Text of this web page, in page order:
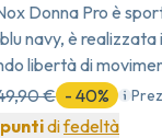
Donna Pro è
navy, è realizzata
libertà di
€ - 40%
difedeltà